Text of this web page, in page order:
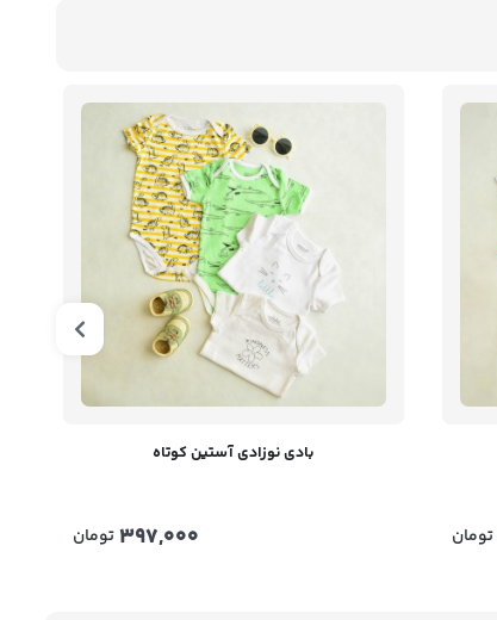
تومان
بادی نوزادی آستین کوتاه
397,000تومان